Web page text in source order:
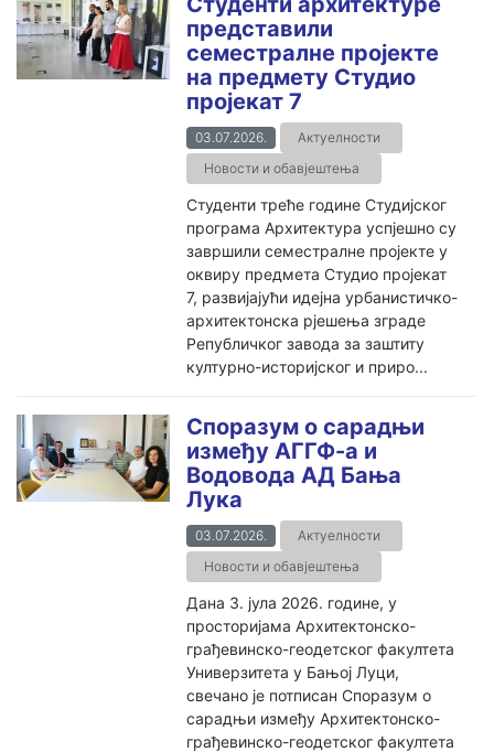
представили
семестралне пројекте
на предмету Студио
пројекат 7
03.07.2026.
Актуелности
Новости и обавјештења
Студенти треће године Студијског
програма Архитектура успјешно су
завршили семестралне пројекте у
оквиру предмета Студио пројекат
7, развијајући идејна урбанистичко-
архитектонска рјешења зграде
Републичког завода за заштиту
културно-историјског и приро...
Споразум о сарадњи
између АГГФ-а и
Водовода АД Бања
Лука
03.07.2026.
Актуелности
Новости и обавјештења
Дана 3. јула 2026. године, у
просторијама Архитектонско-
грађевинско-геодетског факултета
Универзитета у Бањој Луци,
свечано је потписан Споразум о
сарадњи између Архитектонско-
грађевинско-геодетског факултета